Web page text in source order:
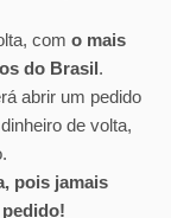
com o mais
do Brasil.
abrir um pedido
de volta,
pois jamais